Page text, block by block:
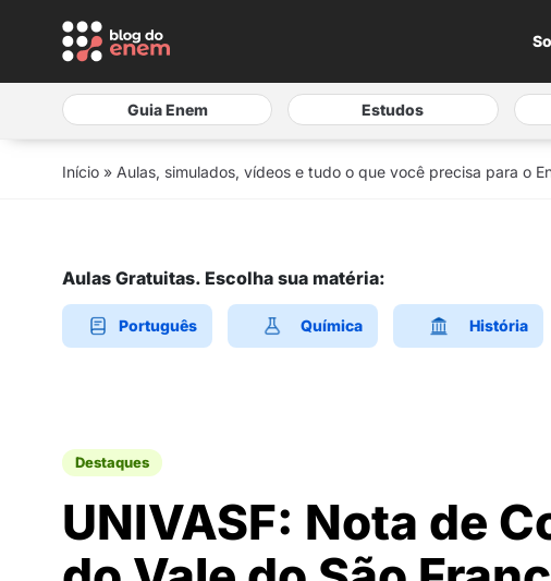
Guia Enem Estudos
Início » Aulas, simulados, vídeos e tudo o que você precisa para o
Aulas Gratuitas. Escolha sua matéria:
Português Química História
Destaques
UNIVASF: Nota de